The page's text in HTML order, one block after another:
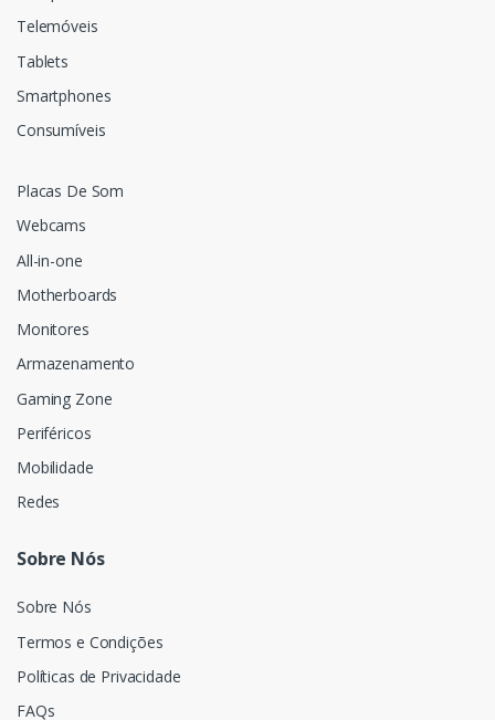
Telemóveis
Tablets
Smartphones
Consumíveis
Placas De Som
Webcams
All-in-one
Motherboards
Monitores
Armazenamento
Gaming Zone
Periféricos
Mobilidade
Redes
Sobre Nós
Sobre Nós
Termos e Condições
Políticas de Privacidade
FAQs